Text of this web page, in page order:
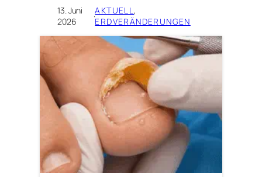
13. Juni
2026
·AKTUELL
ERDVERÄNDERUNGEN